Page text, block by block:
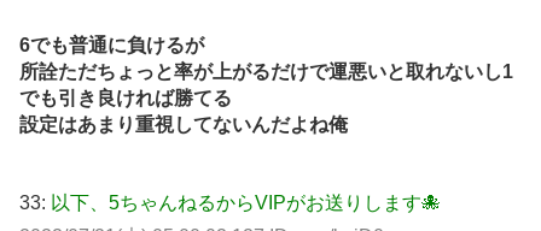
6でも普通に負けるが
所詮ただちょっと率が上がるだけで運悪いと取れないし1
でも引き良ければ勝てる
設定はあまり重視してないんだよね俺
33: 以下、5ちゃんねるからVIPがお送りします🐙